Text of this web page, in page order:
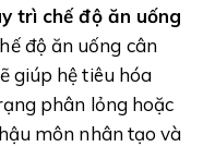
trì chế độ ăn uống
độ ăn uống cân
giúp hệ tiêu hóa
phân lỏng hoặc
môn nhân tạo và